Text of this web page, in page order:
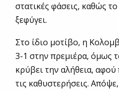
στατικές φάσεις, καθώς
ξεφύγει.
Στο ίδιο μοτίβο, η
3-1 στην πρεμιέρα, όμως
κρύβει την αλήθεια,
τις καθυστερήσεις.